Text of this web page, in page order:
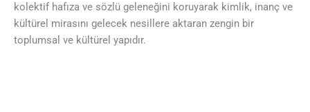
kolektif hafıza ve sözlü geleneğini koruyarak kimlik, inanç ve
kültürel mirasını gelecek nesillere aktaran zengin bir
toplumsal ve kültürel yapıdır.